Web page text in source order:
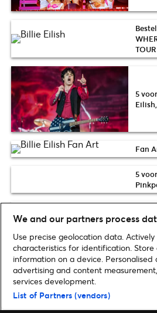
TOUR
5
Fan
5
Home»Muziek»5 voor Vrijdag: Billie Eilish,
We and our partners process
Use precise geolocation data. Actively
characteristics for identification. Store
information on a device.
advertising and content
services development.
List of Partners (vendors)